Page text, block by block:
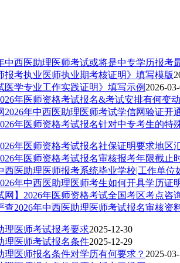
中西医助理医师考试或将是中专学历报考
报考执业医师执业期考核证明》填写模版
医学专业工作实践证明》填写示例 2026-
年医师资格考试报名&考试安排有何变动
2026年中西医助理医师考试学信网验证开
年医师资格考试报名针对中专考生的特
年医师资格考试报名社保证明要求地区
年医师资格考试报名审核报考年限截止
西医助理医师报考系统毕业学校|工作单位
年中西医助理医师考生如何开具学历证
网】2026年医师资格考试全国考区考点咨
查2026年中西医助理医师考试报名审核资
理医师考试报考要求2025-12-30
理医师考试报名条件2025-12-29
理医师报名条件对学历有何要求？ 2025-